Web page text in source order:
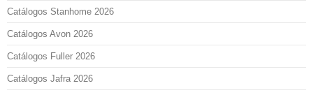
Catálogos Stanhome 2026
Catálogos Avon 2026
Catálogos Fuller 2026
Catálogos Jafra 2026